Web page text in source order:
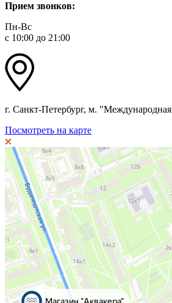
Прием звонков:
Пн-Вс
с 10:00 до 21:00
г. Санкт-Петербург, м.
Посмотреть на карте